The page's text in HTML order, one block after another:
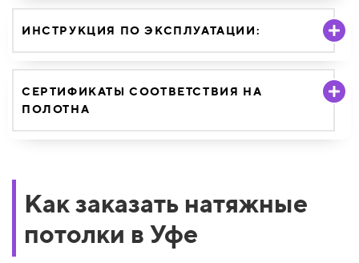
ИНСТРУКЦИЯ ПО ЭКСПЛУАТАЦИИ:
СЕРТИФИКАТЫ СООТВЕТСТВИЯ НА
ПОЛОТНА
Как заказать натяжные
потолки в Уфе